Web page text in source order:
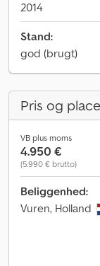
2014
Stand:
god (brugt)
Pris og
VB plus moms
4.950 €
(5.990 € brutto)
Beliggenhed:
Vuren, Holland